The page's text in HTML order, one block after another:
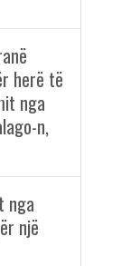
herë të
nga
n,
nga
një